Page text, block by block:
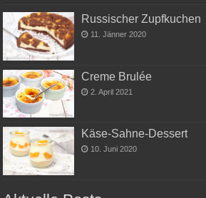
Russischer Zupfkuchen
11. Jänner 2020
Creme Brulée
2. April 2021
Käse-Sahne-Dessert
10. Juni 2020